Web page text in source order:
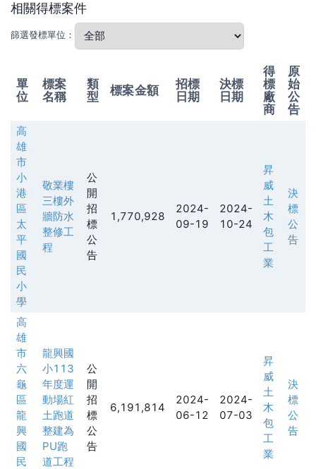
相關得標案件
篩選發標單位：
單
位
標案
名稱
類
型
標案金額
招標
日期
決標
日期
得
標
廠
商
原
始
公
告
高
雄
市
小
港
區
太
平
國
民
小
學
敬業樓
三樓外
牆防水
整修工
程
公
開
招
標
公
告
1,770,928
2024-
09-19
2024-
10-24
昇
威
土
木
包
工
業
決
標
公
告
高
雄
市
六
龜
區
龍
興
國
民
龍興國
小113
年度運
動場紅
土跑道
整建為
PU跑
道工程
公
開
招
標
公
告
6,191,814
2024-
06-12
2024-
07-03
昇
威
土
木
包
工
業
決
標
公
告